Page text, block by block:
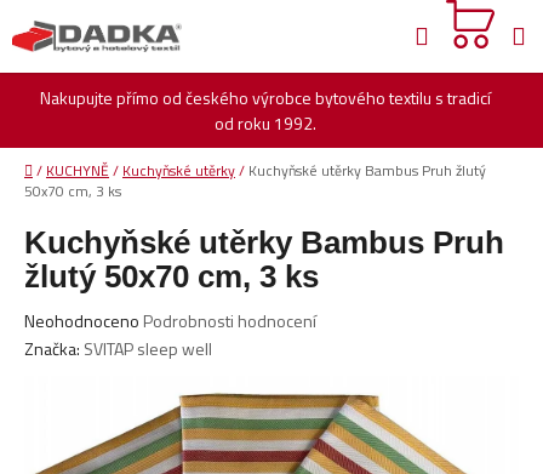
na
obsah
Nakupujte přímo od českého výrobce bytového textilu s tradicí
od roku 1992.
Hledat
Domů
/ KUCHYNĚ / Kuchyňské utěrky/ Kuchyňské utěrky Bambus Pruh žlutý
50x70 cm, 3 ks
Kuchyňské utěrky Bambus Pruh
žlutý 50x70 cm, 3 ks
Průměrné
hodnocení
Neohodnoceno Podrobnosti hodnocení
Značka: SVITAP sleep well